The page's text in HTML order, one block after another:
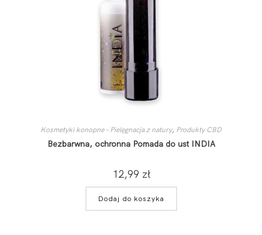
Kosmetyki konopne – Pielęgnacja z natury, Produkty CBD
Bezbarwna, ochronna Pomada do ust INDIA
12,99 zł
Dodaj do koszyka